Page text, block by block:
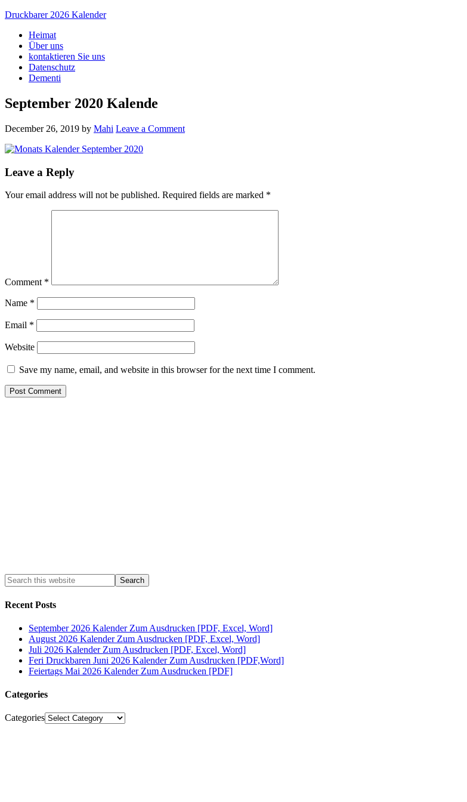
Druckbarer 2026 Kalender
Heimat
Über uns
kontaktieren Sie uns
Datenschutz
Dementi
September 2020 Kalende
December 26, 2019 by Mahi Leave a Comment
Leave a Reply
Your email address will not be published. Required fields are marked *
Comment *
Name *
Email *
Website
Save my name, email, and website in this browser for the next time I comment.
Recent Posts
September 2026 Kalender Zum Ausdrucken [PDF, Excel, Word]
August 2026 Kalender Zum Ausdrucken [PDF, Excel, Word]
Juli 2026 Kalender Zum Ausdrucken [PDF, Excel, Word]
Feri Druckbaren Juni 2026 Kalender Zum Ausdrucken [PDF,Word]
Feiertags Mai 2026 Kalender Zum Ausdrucken [PDF]
Categories
Categories